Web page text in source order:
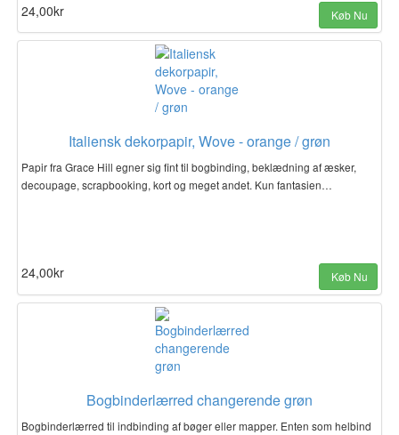
24,00kr Køb Nu
Italiensk dekorpapir, Wove - orange / grøn
Papir fra Grace Hill egner sig fint til bogbinding, beklædning af æsker,
decoupage, scrapbooking, kort og meget andet. Kun fantasien…
24,00kr Køb Nu
Bogbinderlærred changerende grøn
Bogbinderlærred til indbinding af bøger eller mapper. Enten som helbind